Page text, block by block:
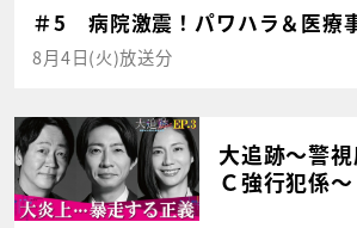
＃5 病院激震！パワハラ＆医療
8月4日(火)放送分
大追跡～警
Ｃ強行犯係